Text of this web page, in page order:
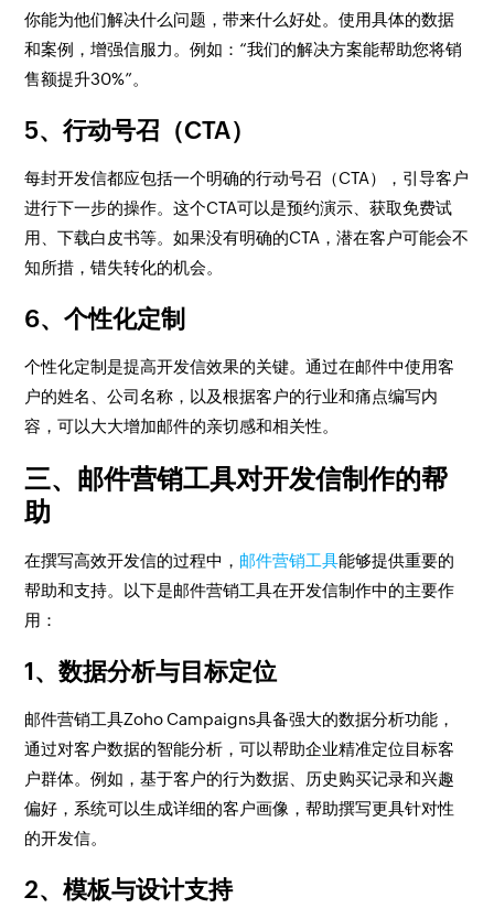
你能为他们解决什么问题，带来什么好处。使用具体的数据
和案例，增强信服力。例如：“我们的解决方案能帮助您将销
售额提升30%”。
5、行动号召（CTA）
每封开发信都应包括一个明确的行动号召（CTA），引导客户
进行下一步的操作。这个CTA可以是预约演示、获取免费试
用、下载白皮书等。如果没有明确的CTA，潜在客户可能会不
知所措，错失转化的机会。
6、个性化定制
个性化定制是提高开发信效果的关键。通过在邮件中使用客
户的姓名、公司名称，以及根据客户的行业和痛点编写内
容，可以大大增加邮件的亲切感和相关性。
三、邮件营销工具对开发信制作的帮
助
在撰写高效开发信的过程中， 邮件营销工具能够提供重要的
帮助和支持。以下是邮件营销工具在开发信制作中的主要作
用：
1、数据分析与目标定位
邮件营销工具Zoho Campaigns具备强大的数据分析功能，
通过对客户数据的智能分析，可以帮助企业精准定位目标客
户群体。例如，基于客户的行为数据、历史购买记录和兴趣
偏好，系统可以生成详细的客户画像，帮助撰写更具针对性
的开发信。
2、模板与设计支持